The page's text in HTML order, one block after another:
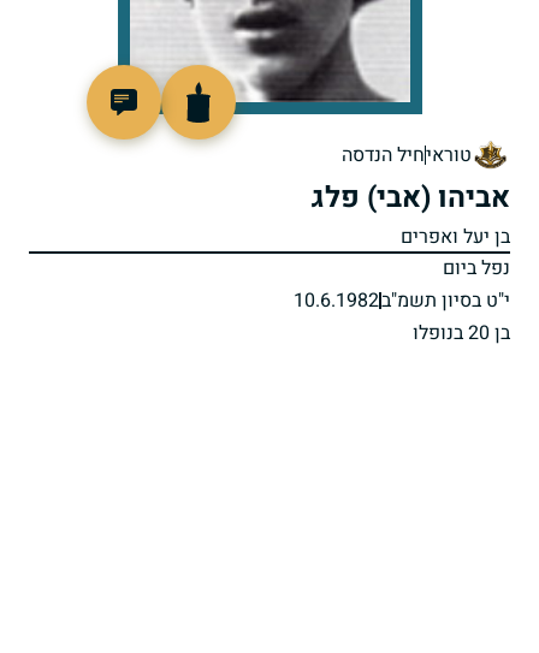
טוראיחיל הנדסה
אביהו (אבי) פלג
בן יעל ואפרים
נפל ביום
י"ט בסיון תשמ"ב10.6.1982
בן 20 בנופלו